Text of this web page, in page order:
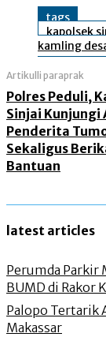
tags
kapolsek
kamling
Artikulli paraprak
Polres Peduli,
Sinjai Kunjungi
Penderita
Sekaligus
Bantuan
latest articles
Perumda Parkir
BUMD di Rakor
Palopo Tertarik
Makassar